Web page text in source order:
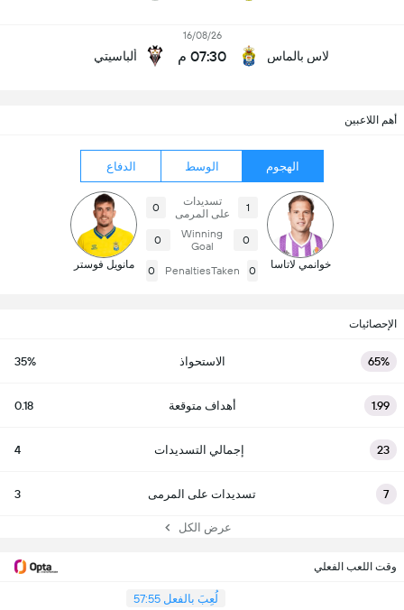
لاس بالماس
16/08/26
07:30 م ألباسيتي
أهم اللاعبين
الهجوم الوسط الدفاع
خوانمي لاتاسا
1
تسديدات
على المرمى
0
0
Winning
Goal
0
0
PenaltiesTaken
0 مانويل فوستر
الإحصائيات
65% الاستحواذ 35%
1.99 أهداف متوقعة 0.18
23 إجمالي التسديدات 4
7 تسديدات على المرمى 3
عرض الكل
وقت اللعب الفعلي
لُعِبَ بالفعل 57:55